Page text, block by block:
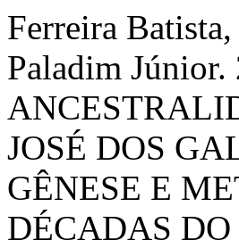
Ferreira
Paladim
JOSÉ DOS
GÊNESE E
DÉCADAS